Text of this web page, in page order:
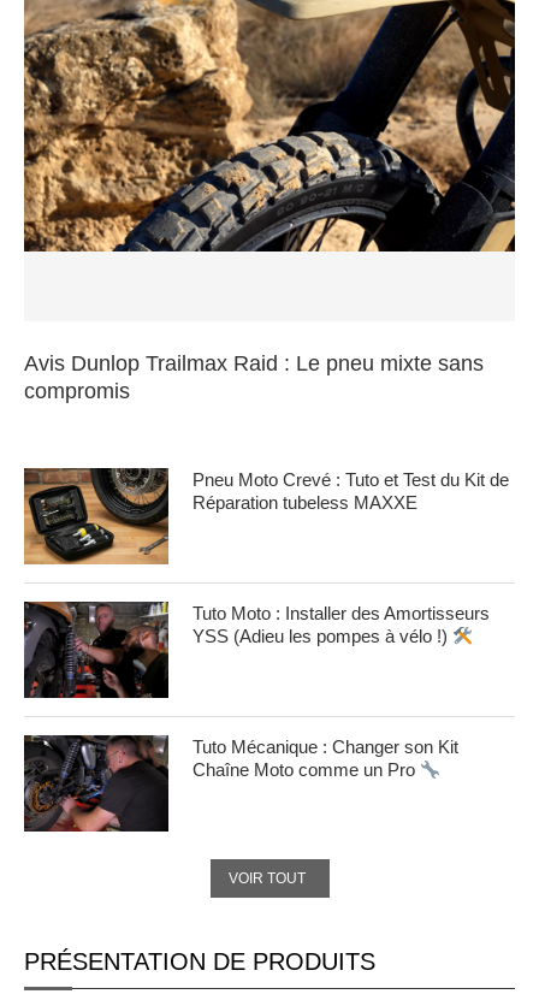
Avis Dunlop Trailmax Raid : Le pneu mixte sans
compromis
Pneu Moto Crevé : Tuto et Test du Kit de
Réparation tubeless MAXXE
Tuto Moto : Installer des Amortisseurs
YSS (Adieu les pompes à vélo !)
Tuto Mécanique : Changer son Kit
Chaîne Moto comme un Pro
VOIR TOUT
PRÉSENTATION DE PRODUITS